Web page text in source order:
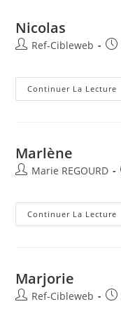
Nicolas
Ref-Cibleweb
Continuer La Lecture
Marlène
Marie REGOURD
Continuer La Lecture
Marjorie
Ref-Cibleweb